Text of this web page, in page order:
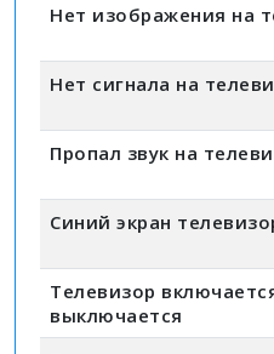
Нет изображения на
Нет сигнала на
Пропал звук на
Синий экран
Телевизор
выключается